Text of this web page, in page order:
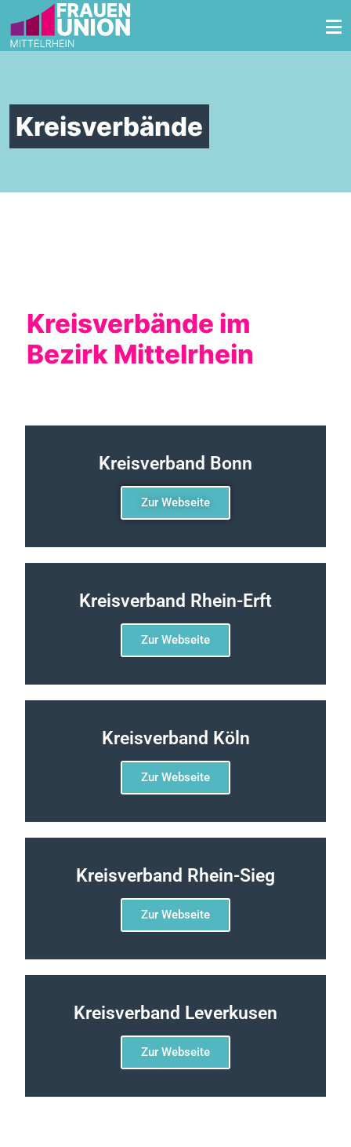
Zum Inhalt springen
Kreisverbände
Kreisverbände im
Bezirk Mittelrhein
Kreisverband Bonn
Zur Webseite
Kreisverband Rhein-Erft
Zur Webseite
Kreisverband Köln
Zur Webseite
Kreisverband Rhein-Sieg
Zur Webseite
Kreisverband Leverkusen
Zur Webseite